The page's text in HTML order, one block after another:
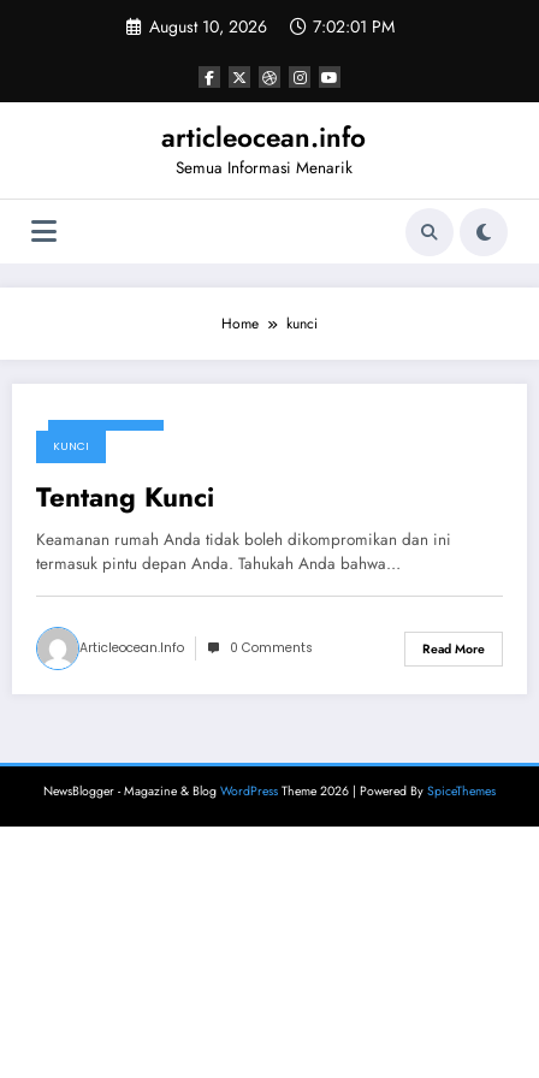
August 10, 2026 7:02:01 PM
articleocean.info
Semua Informasi Menarik
Home kunci
April 22, 2021
KUNCI
Tentang Kunci
Keamanan rumah Anda tidak boleh dikompromikan dan ini
termasuk pintu depan Anda. Tahukah Anda bahwa…
Articleocean.info 0 Comments Read More
NewsBlogger - Magazine & Blog WordPress Theme 2026 | Powered By SpiceThemes